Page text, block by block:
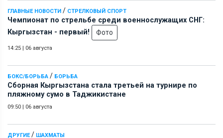
ГЛАВНЫЕ НОВОСТИ / СТРЕЛКОВЫЙ СПОРТ
Чемпионат по стрельбе среди военнослужащих СНГ:
Кыргызстан - первый!
Фото
14:25 06 августа
БОКС/БОРЬБА / БОРЬБА
Сборная Кыргызстана стала третьей на турнире по
пляжному сумо в Таджикистане
09:50 06 августа
ДРУГИЕ/ ШАХМАТЫ